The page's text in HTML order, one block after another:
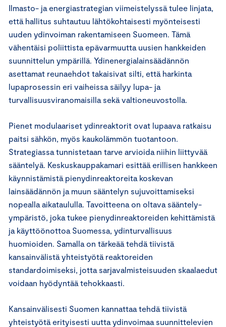
Ilmasto- ja energiastrategian viimeistelyssä tulee linjata,
että hallitus suhtautuu lähtökohtaisesti myönteisesti
uuden ydinvoiman rakentamiseen Suomeen. Tämä
vähentäisi poliittista epävarmuutta uusien hankkeiden
suunnittelun ympärillä. Ydinenergialainsäädännön
asettamat reunaehdot takaisivat silti, että harkinta
lupaprosessin eri vaiheissa säilyy lupa- ja
turvallisuusviranomaisilla sekä valtioneuvostolla.
Pienet modulaariset ydinreaktorit ovat lupaava ratkaisu
paitsi sähkön, myös kaukolämmön tuotantoon.
Strategiassa tunnistetaan tarve arvioida niihin liittyvää
sääntelyä. Keskuskauppakamari esittää erillisen hankkeen
käynnistämistä pienydinreaktoreita koskevan
lainsäädännön ja muun sääntelyn sujuvoittamiseksi
nopealla aikataululla. Tavoitteena on oltava sääntely-
ympäristö, joka tukee pienydinreaktoreiden kehittämistä
ja käyttöönottoa Suomessa, ydinturvallisuus
huomioiden. Samalla on tärkeää tehdä tiivistä
kansainvälistä yhteistyötä reaktoreiden
standardoimiseksi, jotta sarjavalmisteisuuden skaalaedut
voidaan hyödyntää tehokkaasti.
Kansainvälisesti Suomen kannattaa tehdä tiivistä
yhteistyötä erityisesti uutta ydinvoimaa suunnittelevien